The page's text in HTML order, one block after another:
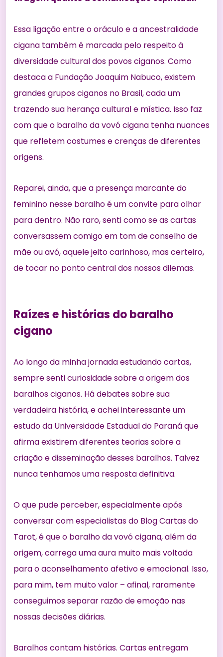
Essa ligação entre o oráculo e a ancestralidade
cigana também é marcada pelo respeito à
diversidade cultural dos povos ciganos. Como
destaca a Fundação Joaquim Nabuco, existem
grandes grupos ciganos no Brasil, cada um
trazendo sua herança cultural e mística. Isso faz
com que o baralho da vovó cigana tenha nuances
que refletem costumes e crenças de diferentes
origens.
Reparei, ainda, que a presença marcante do
feminino nesse baralho é um convite para olhar
para dentro. Não raro, senti como se as cartas
conversassem comigo em tom de conselho de
mãe ou avó, aquele jeito carinhoso, mas certeiro,
de tocar no ponto central dos nossos dilemas.
Raízes e histórias do baralho
cigano
Ao longo da minha jornada estudando cartas,
sempre senti curiosidade sobre a origem dos
baralhos ciganos. Há debates sobre sua
verdadeira história, e achei interessante um
estudo da Universidade Estadual do Paranáque
afirma existirem diferentes teorias sobre a
criação e disseminação desses baralhos. Talvez
nunca tenhamos uma resposta definitiva.
O que pude perceber, especialmente após
conversar com especialistas do Blog Cartas do
Tarot, é que o baralho da vovó cigana, além da
origem, carrega uma aura muito mais voltada
para o aconselhamento afetivo e emocional. Isso,
para mim, tem muito valor – afinal, raramente
conseguimos separar razão de emoção nas
nossas decisões diárias.
Baralhos contam histórias. Cartas entregam